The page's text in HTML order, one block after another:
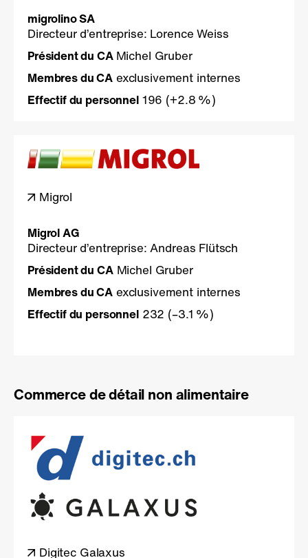
migrolino SA
Directeur d’entreprise: Lorence Weiss
Président du CA Michel Gruber
Membres du CA exclusivement internes
Effectif du personnel196 (+2.8 %)
Migrol
Migrol AG
Directeur d’entreprise: Andreas Flütsch
Président du CAMichel Gruber
Membres du CA exclusivement internes
Effectif du personnel232 (–3.1 %)
Commerce de détail non alimentaire
Digitec Galaxus